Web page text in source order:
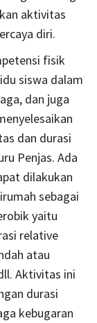
aktivitas
diri.
fisik
siswa dalam
dan juga
dan durasi
Penjas. Ada
dilakukan
sebagai
yaitu
relative
atau
Aktivitas ini
durasi
kebugaran